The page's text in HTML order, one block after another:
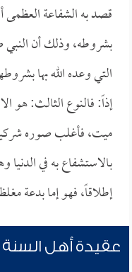
قصد به الشفاعة العظمى
بشروطه، وذلك أن النبي
التي وعده الله بها
إذاً: فالنوع الثالث: هو
ميت، فأغلب صوره شركية
بالاستشفاع به في
إطلاقاً، فهو إما بدعة
عقيدة أهل